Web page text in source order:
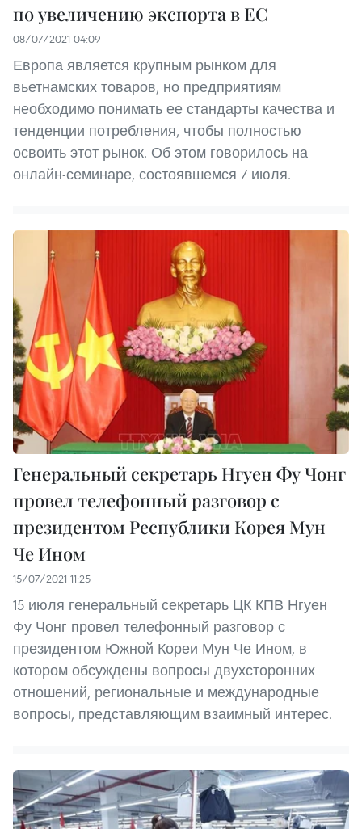
по увеличению экспорта в ЕС
08/07/2021 04:09
Европа является крупным рынком для
вьетнамских товаров, но предприятиям
необходимо понимать ее стандарты качества и
тенденции потребления, чтобы полностью
освоить этот рынок. Об этом говорилось на
онлайн-семинаре, состоявшемся 7 июля.
Генеральный секретарь Нгуен Фу Чонг
провел телефонный разговор с
президентом Республики Корея Мун
Че Ином
15/07/2021 11:25
15 июля генеральный секретарь ЦК КПВ Нгуен
Фу Чонг провел телефонный разговор с
президентом Южной Кореи Мун Че Ином, в
котором обсуждены вопросы двухсторонних
отношений, региональные и международные
вопросы, представляющим взаимный интерес.